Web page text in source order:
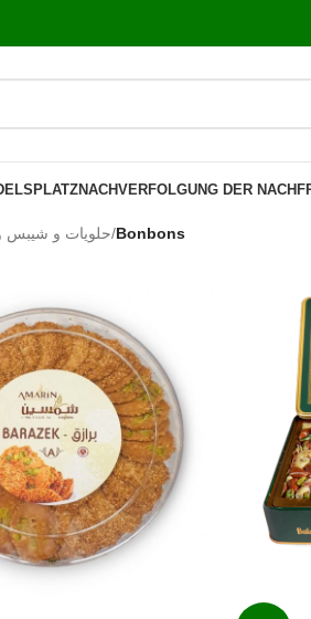
NACHVERFOLGUNG DER
حلويات و/Bonbons